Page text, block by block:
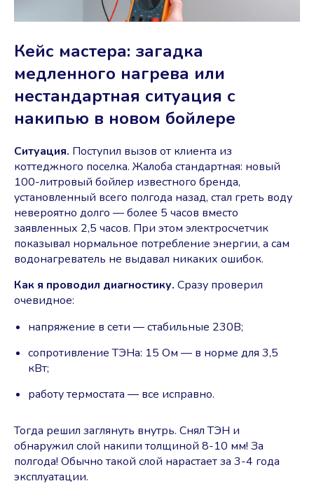
Кейс мастера: загадка
медленного нагрева или
нестандартная ситуация с
накипью в новом бойлере
Ситуация. Поступил вызов от клиента из
коттеджного поселка. Жалоба стандартная: новый
100-литровый бойлер известного бренда,
установленный всего полгода назад, стал греть воду
невероятно долго — более 5 часов вместо
заявленных 2,5 часов. При этом электросчетчик
показывал нормальное потребление энергии, а сам
водонагреватель не выдавал никаких ошибок.
Как я проводил диагностику. Сразу проверил
очевидное:
напряжение в сети ― стабильные 230В;
сопротивление ТЭНа: 15 Ом — в норме для 3,5
кВт;
работу термостата ― все исправно.
Тогда решил заглянуть внутрь. Снял ТЭН и
обнаружил слой накипи толщиной 8-10 мм! За
полгода! Обычно такой слой нарастает за 3-4 года
эксплуатации.